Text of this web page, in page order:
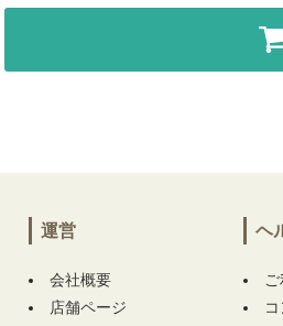
運営
会社概要
店舗ページ
ヘ